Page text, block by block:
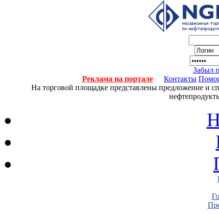
Забыл
Реклама на портале
Контакты
На торговой площадке представлены предложение и